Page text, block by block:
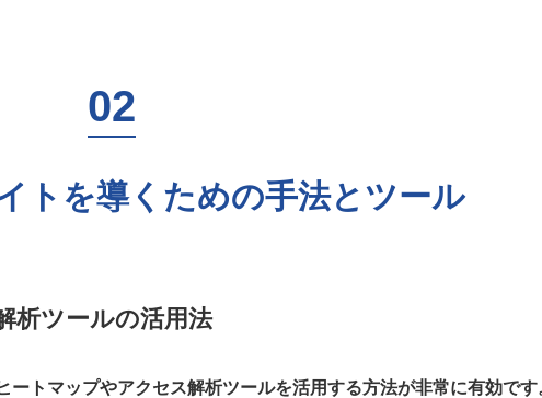
トを導くための手法とツール
析ツールの活用法
トマップやアクセス解析ツールを活用する方法が非常に有効です